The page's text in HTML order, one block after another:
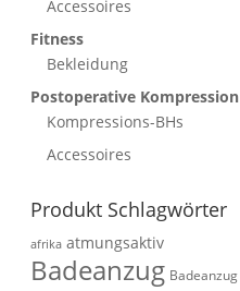
Accessoires
Fitness
Bekleidung
Postoperative Kompression
Kompressions-BHs
Accessoires
Produkt Schlagwörter
afrika atmungsaktiv
Badeanzug Badeanzug